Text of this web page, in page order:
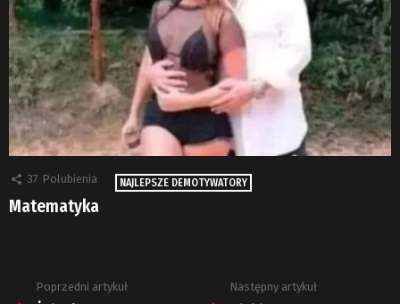
37 Polubienia NAJLEPSZE DEMOTYWATORY
Matematyka
ZobaczPoprzedni artykuł Następny artykuł